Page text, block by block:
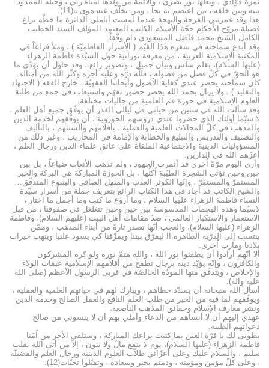
بينه وبين خلقه ، من اعتصم به نجا ، ومن تخلّف عنه هوى »(11).
هذا وقد غمرتني الفرحة والبهجة عندما لمست أناملي الداثرة ما خطّه يراع
فضيلة مروّج الأحكام حجّة الأسلام الكاتب المعتمد المؤلف السند الخطيب
الكامل الشيخ محمد فاضل المسعودي دام وفّقاً.
وقد أبدع سماحته في سفره هذا القيّم ( الأسرار الفاطميّة ) ، وملأ فراغاً في
المكتبة الإسلامية العربية ، من معرفة نورانية حول السيّدة فاطمة الزهراء
(عليها السلام)، بقلم سلس وبيان جميل ، وتصوير رائع ، وقد حاول أن يؤدّي ما
هو الحقّ في كلّ فصل من فصوله ، فللّه درّه وعليه أجره وكثّر الله من أمثاله.
كان سماحته يحضر عندي كفاية الاُصول وأبحاثنا الفقهيّة ـ خارج الفقه ( الاجتهاد
والتقليد ) ـ ولا يزال بحمد الله يحضر حضور تفهّم واستيعاب في جمع من طلبة
العلوم الإسلامية في حوزة قم العلمية من جاليات مختلفة.
وقد سألت الله في سنين من حياتي في ليالي القدر أن يوفّق جميع أهل العلم ،
لا سيّما أولئك الذي حضروا عندي دروسهم الحوزوية ، أن يوفّقهم لخدمة الدين
والمذهب في كلّ المجالات العلمية والعملية ، بأقلامهم وألسنتهم ، بالتأليف
والتصنيف والتدريس والتبليغ والخطابة والإمامة في المحاريب ، وغير ذلك من
المسؤوليات الدينية والاجتماعية الملقاة على عاتق علماء الدين ورجال العلم ،
أعزّهم الله في الدارين.
وأرى اليوم مرّةً اُخرى قد أثمرت الجهود ، ولم تذهب الأنعاب ضياعاً ، بل بين
حين وحين تؤتي الشجرة الطيّبة اُكلُها ، بل الحوزة المباركة هي البركة والخير
المستمرّ والمستقرّ ، وإنّها الكوثر العذب والمنهل الصافي والينبوع المتدفّق…
والشيخ الكاتب قد أجاد في هذا الكتاب الرائع بتعريف جملة من أسرار سيّدة
النساء فاطمة الزهراء علهيا السلام ، وما أروع ما كتب وما أجمل ما اختار ،
لاسيّما وهذه الهجمات المدسوسة بين حين وحين تتغلغل في صفوفنا ، من قبل
الاستعمار والاستكبار العالمي ، ضدّ مقامات أهل البيت (عليهم السلام)، وفاطمة
الزهراء (عليها السلام)، والعجب أنّها تصدر تارةً من أبناء المذهب ، وممّن
ينتسب إلى الذرّية الطاهرة !! ليفرّق بيننا ويمزّقنا كي يسود علنيا وينهب خيرات
بلادنا ومآرب اُخرى.
ألا أنّهم أرادوا أن يطفئوا نور الله ، والله متمّ نوره ولو كره المشركون
والكافرون ، وإنّه يؤيّد دينه برجال تطفح من أقلامهم الإسلامية عبقات الولاء
والإخلاص ، ويتدفّق منها المودّة الخالصّة في قربى الرسول الأعظم (صلى الله
عليه وآله).
أسأل الله سبحانه أن يسدّد خطاهم ، ويبارك لهم في حياتهم العلمية والعملية ،
ويوفّقهم لما فيه من الخير من طلب العلم النافع والعمل الصالح وخدمة الدين
ونشر معارف الإسلام وحقائق المذهب الناصعة.
عهدي إليهم أن لا أنساهم من الدعاء وأملي بهم أن لا ينسوني من صالح
دعواتهم الطيبة.
بطوبى لك يا قرّة العين بما كتبت يراعك المباركة ، وستلقى الأجر من اُمّنا
فاطمة الزهراء (عليها السلام)، يوم لا ينفع مالٌ ولا بنون ، إلاّ من أتى الله بقلبٍ
سليم ، والسلام عليك وعلى أعزّائي طلاّب العلوم الدينية ورجال العلم والفضيلة
، وعلى كلّ مؤمن ومؤمنة ، ودمتم بخير وسعادة ، وتقبّلوا تحيّات(12).